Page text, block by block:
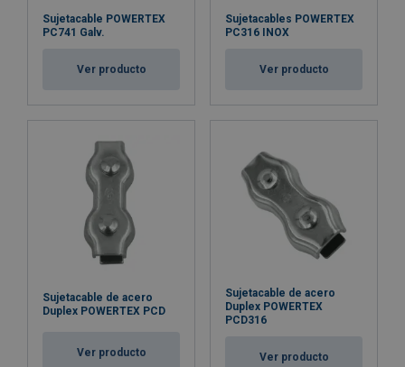
Sujetacable POWERTEX
PC741 Galv.
Ver producto
Sujetacables POWERTEX
PC316 INOX
Ver producto
Sujetacable de acero
Duplex POWERTEX PCD
Ver producto
Sujetacable de acero
Duplex POWERTEX
PCD316
Ver producto